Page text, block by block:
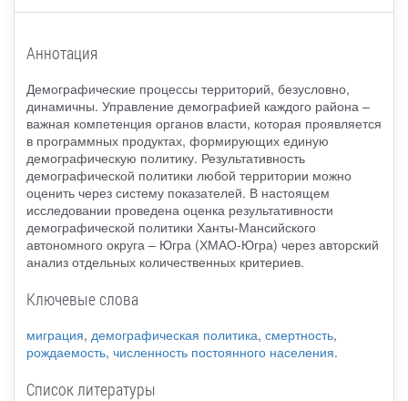
Аннотация
Демографические процессы территорий, безусловно,
динамичны. Управление демографией каждого района –
важная компетенция органов власти, которая проявляется
в программных продуктах, формирующих единую
демографическую политику. Результативность
демографической политики любой территории можно
оценить через систему показателей. В настоящем
исследовании проведена оценка результативности
демографической политики Ханты-Мансийского
автономного округа – Югра (ХМАО-Югра) через авторский
анализ отдельных количественных критериев.
Ключевые слова
миграция, демографическая политика, смертность,
рождаемость, численность постоянного населения.
Список литературы